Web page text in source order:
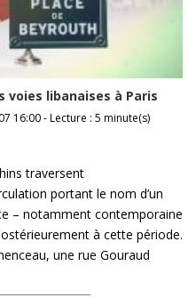
voies libanaises à Paris
16:00 - Lecture : 5 minute(s)
traversent
portant le nom d’un
– notamment contemporaine
à cette période.
une rue Gouraud